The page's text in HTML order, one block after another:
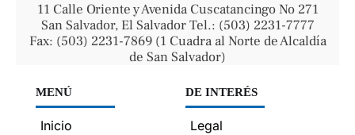
11 Calle Oriente y Avenida Cuscatancingo No 271
San Salvador, El Salvador Tel.: (503) 2231-7777
Fax: (503) 2231-7869 (1 Cuadra al Norte de Alcaldía
de San Salvador)
MENÚ
Inicio
DE INTERÉS
Legal